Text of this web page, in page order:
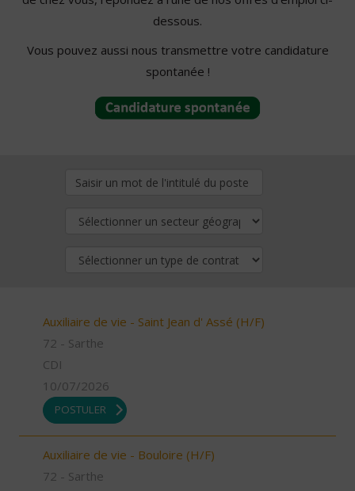
dessous.
Vous pouvez aussi nous transmettre votre candidature
spontanée !
Auxiliaire de vie - Saint Jean d' Assé (H/F)
72 - Sarthe
CDI
10/07/2026
POSTULER
Auxiliaire de vie - Bouloire (H/F)
72 - Sarthe